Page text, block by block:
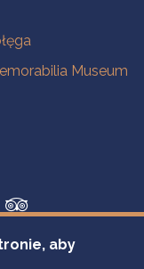
Museum
aby